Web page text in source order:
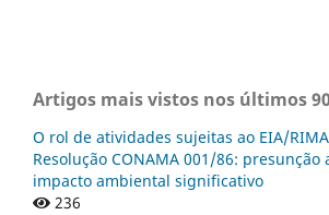
Artigos mais vistos nos últimos
O rol de atividades sujeitas ao EIA/
Resolução CONAMA 001/86: presunção
impacto ambiental significativo
236